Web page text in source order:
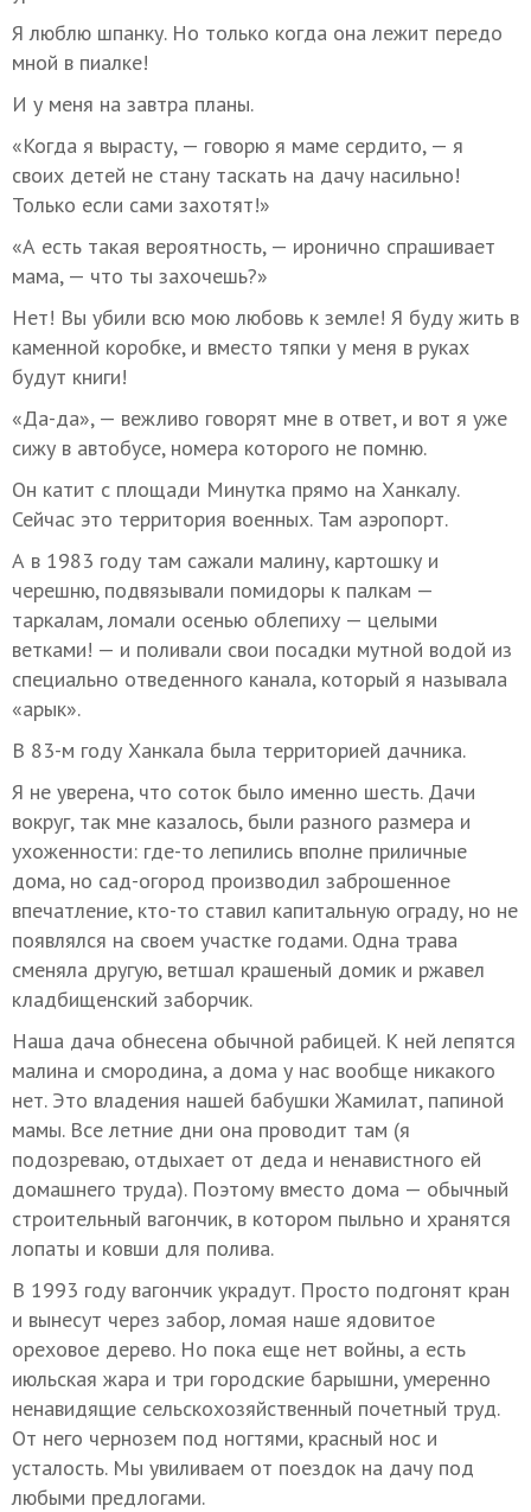
Я люблю шпанку. Но только когда она лежит передо
мной в пиалке!
И у меня на завтра планы.
«Когда я вырасту, — говорю я маме сердито, — я
своих детей не стану таскать на дачу насильно!
Только если сами захотят!»
«А есть такая вероятность, — иронично спрашивает
мама, — что ты захочешь?»
Нет! Вы убили всю мою любовь к земле! Я буду жить в
каменной коробке, и вместо тяпки у меня в руках
будут книги!
«Да-да», — вежливо говорят мне в ответ, и вот я уже
сижу в автобусе, номера которого не помню.
Он катит с площади Минутка прямо на Ханкалу.
Сейчас это территория военных. Там аэропорт.
А в 1983 году там сажали малину, картошку и
черешню, подвязывали помидоры к палкам —
таркалам, ломали осенью облепиху — целыми
ветками! — и поливали свои посадки мутной водой из
специально отведенного канала, который я называла
«арык».
В 83-м году Ханкала была территорией дачника.
Я не уверена, что соток было именно шесть. Дачи
вокруг, так мне казалось, были разного размера и
ухоженности: где-то лепились вполне приличные
дома, но сад-огород производил заброшенное
впечатление, кто-то ставил капитальную ограду, но не
появлялся на своем участке годами. Одна трава
сменяла другую, ветшал крашеный домик и ржавел
кладбищенский заборчик.
Наша дача обнесена обычной рабицей. К ней лепятся
малина и смородина, а дома у нас вообще никакого
нет. Это владения нашей бабушки Жамилат, папиной
мамы. Все летние дни она проводит там (я
подозреваю, отдыхает от деда и ненавистного ей
домашнего труда). Поэтому вместо дома — обычный
строительный вагончик, в котором пыльно и хранятся
лопаты и ковши для полива.
В 1993 году вагончик украдут. Просто подгонят кран
и вынесут через забор, ломая наше ядовитое
ореховое дерево. Но пока еще нет войны, а есть
июльская жара и три городские барышни, умеренно
ненавидящие сельскохозяйственный почетный труд.
От него чернозем под ногтями, красный нос и
усталость. Мы увиливаем от поездок на дачу под
любыми предлогами.